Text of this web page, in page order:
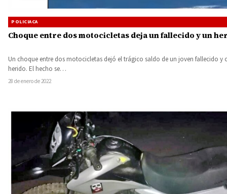
POLICIACA
Choque entre dos motocicletas deja un fallecido y un
Un choque entre dos motocicletas dejó el trágico saldo de un joven fallecido y
herido. El hecho se…
28 de enero de 2022